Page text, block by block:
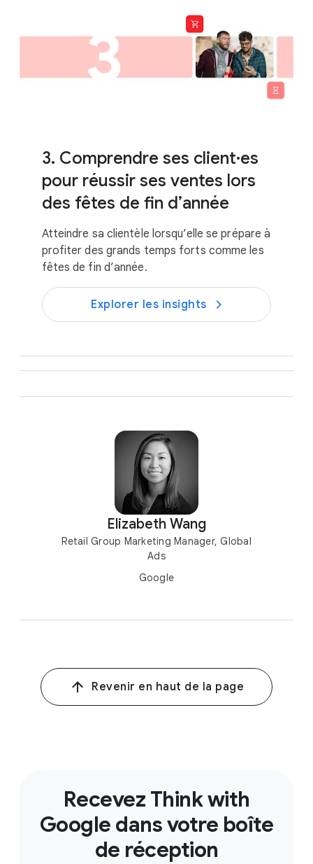
3. Comprendre ses client·es
pour réussir ses ventes lors
des fêtes de fin d’année
Atteindre sa clientèle lorsqu’elle se prépare à
profiter des grands temps forts comme les
fêtes de fin d’année.
Explorer les insights
Elizabeth Wang
Retail Group Marketing Manager, Global
Ads
Google
Revenir en haut de la page
Recevez Think with
Google dans votre boîte
de réception